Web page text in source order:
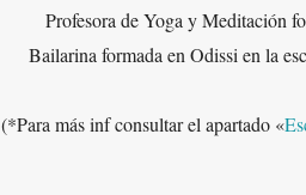
Profesora de Yoga y Meditación
Bailarina formada en Odissi en la
(*Para más inf consultar el apartado «